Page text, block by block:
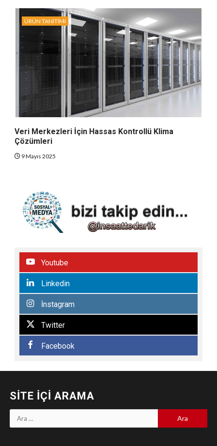
ÜRÜN TANITIMI
Veri Merkezleri İçin Hassas Kontrollü Klima
Çözümleri
9 Mayıs 2025
Youtube
Linkedin
İnstagram
Twitter
Facebook
SITE İÇI ARAMA
Arama: